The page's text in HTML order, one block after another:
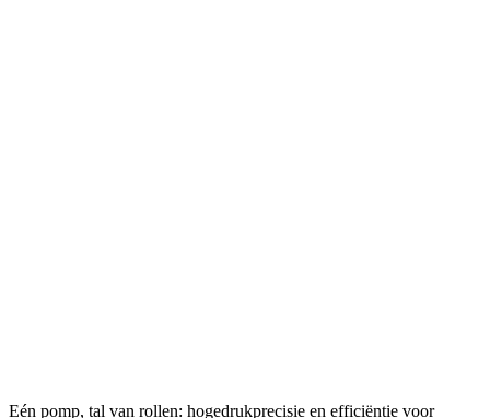
Eén pomp, tal van rollen: hogedrukprecisie en efficiëntie voor